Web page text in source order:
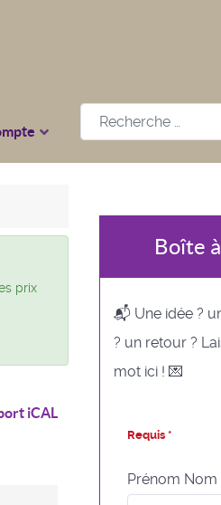
Rechercher
prix
iCAL
Boîte
📬 Une idée ?
? un retour ?
mot ici ! 💌
Requis *
Prénom Nom